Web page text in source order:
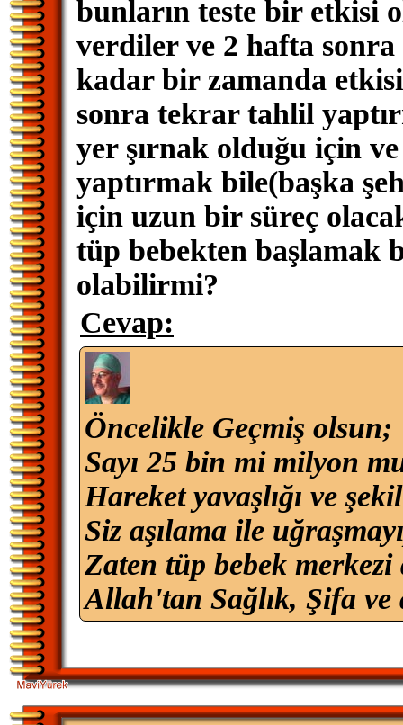
bunların teste bir etkisi
verdiler ve 2 hafta
kadar bir zamanda
sonra tekrar tahlil
yer şırnak olduğu için ve
yaptırmak bile(başka
için uzun bir süreç
tüp bebekten
olabilirmi?
Cevap:
Öncelikle Geçmiş olsun;
Sayı 25 bin mi milyon
Hareket yavaşlığı ve
Siz aşılama ile
Zaten tüp bebek merkezi
Allah'tan Sağlık, Şifa